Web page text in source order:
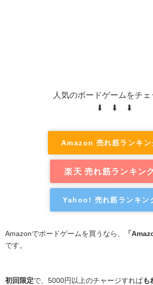
人気のボードゲームをチェ
⬇ ⬇ ⬇
Amazon 売れ筋ランキン
楽天 売れ筋ランキン
Yahoo! 売れ筋ランキン
Amazonでボードゲームを買うなら、
「
です。
初回限定で、5000円以上のチャージすればも